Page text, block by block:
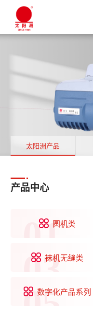
太阳洲产品
产品中心
01圆机类
03
袜机无缝类
05
数字化产品系列